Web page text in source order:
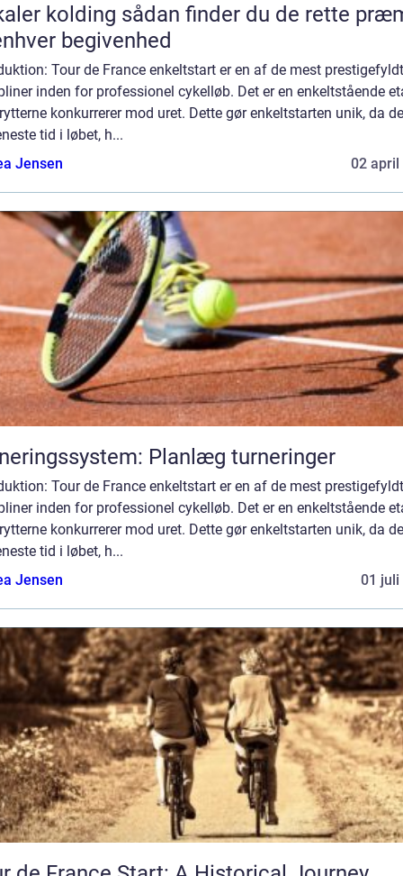
sådan finder du de rette præmier
begivenhed
Tour de France enkeltstart er en af de mest
inden for professionel cykelløb. Det er en enkeltstående
konkurrerer mod uret. Dette gør enkeltstarten unik, da
tid i løbet, h...
Jensen
02 april
Planlæg turneringer
Tour de France enkeltstart er en af de mest
inden for professionel cykelløb. Det er en enkeltstående
konkurrerer mod uret. Dette gør enkeltstarten unik, da
tid i løbet, h...
Jensen
01 juli